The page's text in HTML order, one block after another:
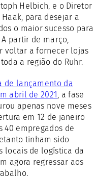
Helbich, e o Diretor
para desejar a
o maior sucesso para
partir de março,
voltar a fornecer lojas
a região do Ruhr.
de lançamento da
abril de 2021, a fase
apenas nove meses
em 12 de janeiro
40 empregados de
tinham sido
locais de logística da
agora regressar aos